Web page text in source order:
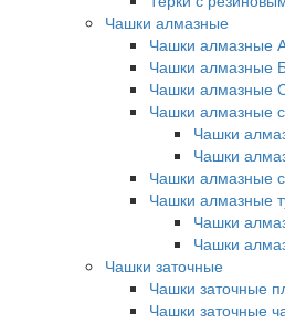
Чашки алмазные
Чашки алмазные
Чашки алмазные
Чашки алмазные
Чашки алмазные
Чашки
Чашки
Чашки алмазные
Чашки алмазные
Чашки
Чашки
Чашки заточные
Чашки заточные
Чашки заточные